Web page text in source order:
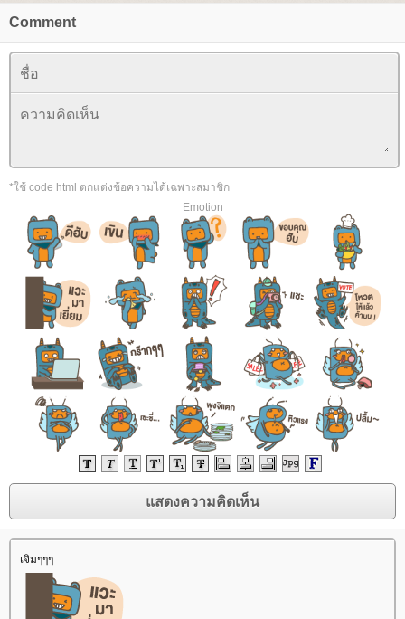
Comment
*ใช้ code html ตกแต่งข้อความได้เฉพาะสมาชิก
Emotion
เจิมๆๆๆ